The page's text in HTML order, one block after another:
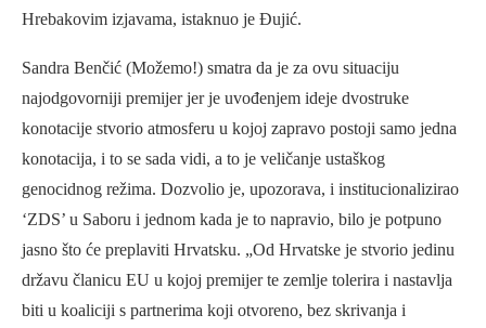
Hrebakovim izjavama, istaknuo je Đujić.
Sandra Benčić (Možemo!) smatra da je za ovu situaciju
najodgovorniji premijer jer je uvođenjem ideje dvostruke
konotacije stvorio atmosferu u kojoj zapravo postoji samo jedna
konotacija, i to se sada vidi, a to je veličanje ustaškog
genocidnog režima. Dozvolio je, upozorava, i institucionalizirao
‘ZDS’ u Saboru i jednom kada je to napravio, bilo je potpuno
jasno što će preplaviti Hrvatsku. „Od Hrvatske je stvorio jedinu
državu članicu EU u kojoj premijer te zemlje tolerira i nastavlja
biti u koaliciji s partnerima koji otvoreno, bez skrivanja i